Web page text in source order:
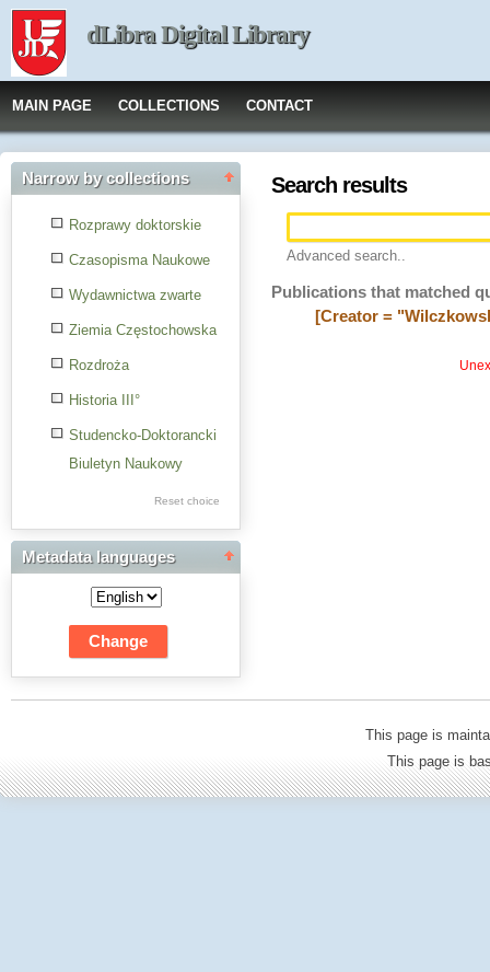
dLibra Digital Library
MAIN PAGE COLLECTIONS CONTACT
Narrow by collections
Rozprawy doktorskie
Czasopisma Naukowe
Wydawnictwa zwarte
Ziemia Częstochowska
Rozdroża
Historia III°
Studencko-Doktorancki
Biuletyn Naukowy
Res Academicae
Science Project Scripts
Biuletyn Informacyjny
WSP w Częstochowie
Reset choice
Metadata languages
Search results
Advanced search..
Publications that matched
[Creator =
This page is
This page is